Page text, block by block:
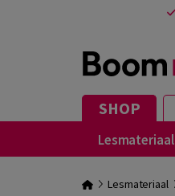
SHOP
Lesmateriaal
Lesmateriaal